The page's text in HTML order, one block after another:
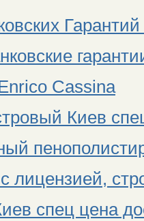
Cassina
Киев
лицензией,
спец цена